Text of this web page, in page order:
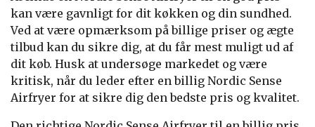
kan være gavnligt for dit køkken og din sundhed.
Ved at være opmærksom på billige priser og ægte
tilbud kan du sikre dig, at du får mest muligt ud af
dit køb. Husk at undersøge markedet og være
kritisk, når du leder efter en billig Nordic Sense
Airfryer for at sikre dig den bedste pris og kvalitet.